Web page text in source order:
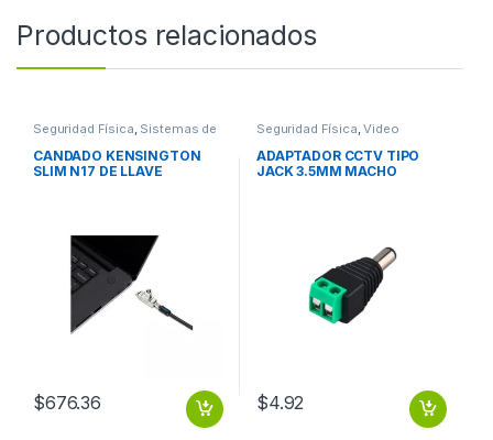
Productos relacionados
Seguridad Física Sistemas de
Detección y Alarma contra
incendios
CANDADO KENSINGTON
SLIM N17 DE LLAVE
$676.36
Seguridad Física ,Video
Vigilancia
ADAPTADOR CCTV TIPO
JACK 3.5MM MACHO
$4.92